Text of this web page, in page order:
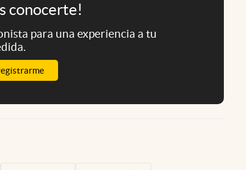
conocerte!
para una experiencia a tu